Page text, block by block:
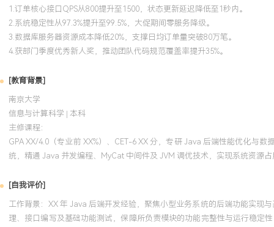
1.订单核心接口QPS从800提升至1500，状态更新延迟降低至1秒内。
2.系统稳定性从97.3%提升至99.5%，大促期间零服务降级。
3.数据库服务器资源成本降低20%，支撑日均订单量突破80万笔。
4.获部门季度优秀新人奖，推动团队代码规范覆盖率提升35%。
[教育背景]
南京大学
信息与计算科学 | 本科
主修课程：
GPA XX/4.0（专业前 XX%）、CET-6 XX 分，专研 Java 后端性能优化与
统，精通 Java 并发编程、MyCat 中间件及 JVM 调优技术，实现系统资源
[自我评价]
工作背景：XX 年 Java 后端开发经验，聚焦小型业务系统的后端功能实现
理、接口编写及基础功能测试，保障所负责模块的功能完整性与运行稳定